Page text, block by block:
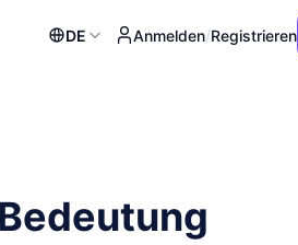
DE Anmelden/Registrieren